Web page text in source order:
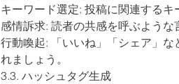
キーワード選定: 投稿に関連するキ
感情訴求: 読者の共感を呼ぶような
行動喚起: 「いいね」「シェア」
れましょう。
3.3. ハッシュタグ生成